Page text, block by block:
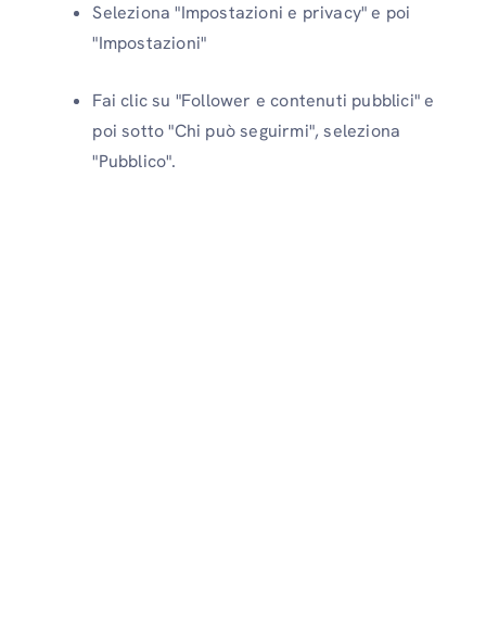
Seleziona "Impostazioni e privacy" e poi
"Impostazioni"
Fai clic su "Follower e contenuti pubblici" e
poi sotto "Chi può seguirmi", seleziona
"Pubblico".